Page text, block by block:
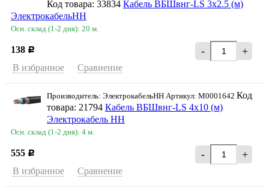
Код товара: 33834 Кабель ВБШвнг-LS 3х2.5 (м)
ЭлектрокабельНН
Осн. склад (1-2 дня): 20 м.
138 Р - +
В избранное Сравнение
Производитель: ЭлектрокабельНН Артикул: M0001642 Код
товара: 21794 Кабель ВБШвнг-LS 4х10 (м)
Электрокабель НН
Осн. склад (1-2 дня): 4 м.
555 Р - +
В избранное Сравнение